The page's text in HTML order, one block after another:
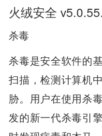
火绒安全
杀毒
杀毒是安全软件的
扫描，检测计算机
胁。用户在使用杀
发的新一代杀毒引